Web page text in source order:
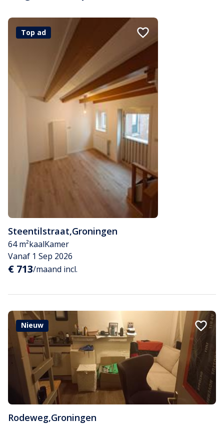
Top ad
Steentilstraat,Groningen
64 m²kaalKamer
Vanaf 1 Sep 2026
€ 713/maand incl.
Nieuw
Rodeweg,Groningen